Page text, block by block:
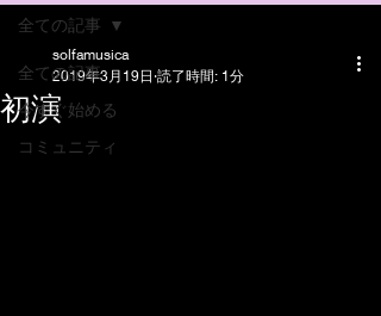
全ての記事
今すぐ始める
コミュニティ
全ての記事
初演
solfamusica
2019年3月19日 読了時間: 1分